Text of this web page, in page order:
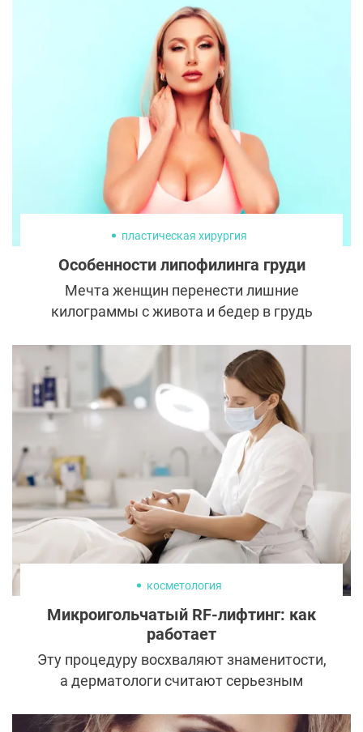
пластическая хирургия
Особенности липофилинга груди
Мечта женщин перенести лишние
килограммы с живота и бедер в грудь
Современная пластическая хирургия
готова любой каприз пациентки воплотить
в реальность и в одном месте удалить, а в
другом – прибавить. К чему приводит
погоня за двумя зайцами – к прекрасным
пышным формам или большим
проблемам? Попробуем разобраться в
особенностях липофилинга груди.
косметология
Микроигольчатый RF-лифтинг: как
работает
Эту процедуру восхваляют знаменитости,
а дерматологи считают серьезным
лазерных шлифовок. Микроигольчатый